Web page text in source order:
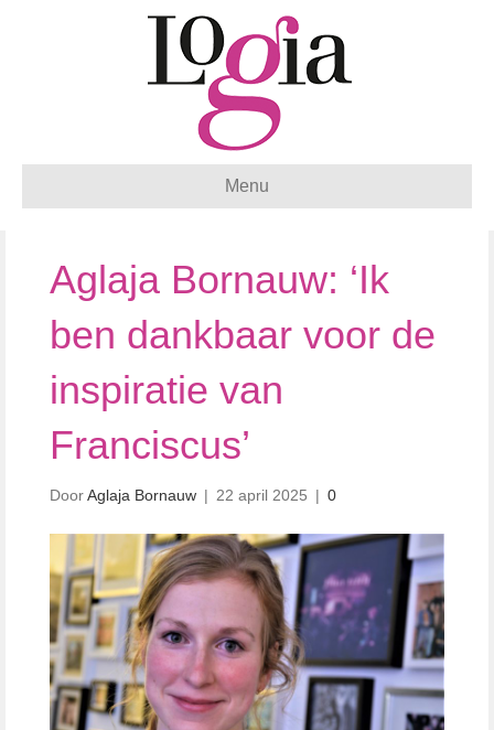
Menu
Aglaja Bornauw: ‘Ik
ben dankbaar voor de
inspiratie van
Franciscus’
DoorAglaja Bornauw | 22 april 2025 | 0